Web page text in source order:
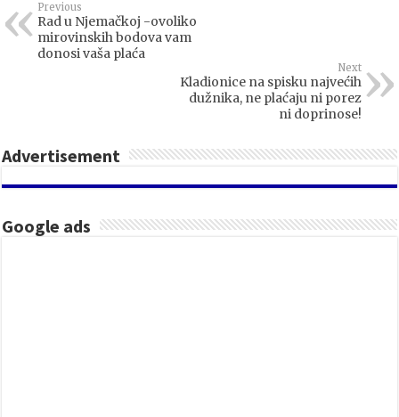
Previous
Rad u Njemačkoj -ovoliko
mirovinskih bodova vam
donosi vaša plaća
Next
Kladionice na spisku najvećih
dužnika, ne plaćaju ni porez
ni doprinose!
Advertisement
Google ads